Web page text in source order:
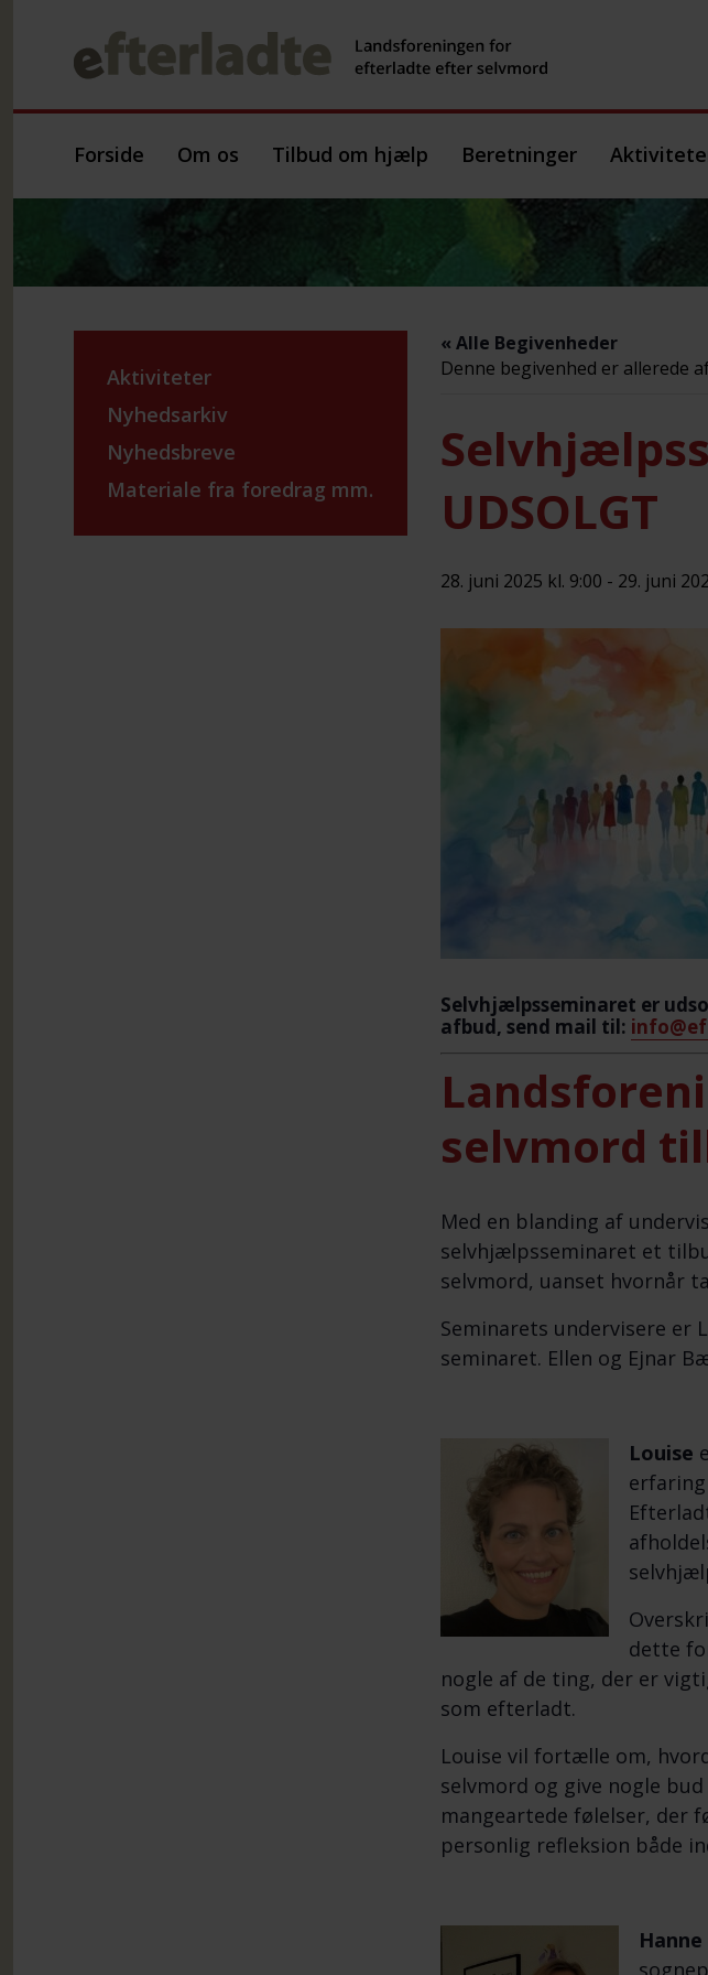
Forside Om os Tilbud om hjælp Beretninger
« Alle Begivenheder
Denne begivenhed er allerede
UDSOLGT
28. juni 2025 kl. 9:00 - 29. juni
Selvhjælpsseminaret er
afbud, send mail til:
selvmord
Med en blanding af
selvhjælpsseminaret et
selvmord, uanset hvornår
Seminarets undervisere er
seminaret. Ellen og Ejnar
Louise
dette
nogle af de ting, der er
som efterladt.
Louise vil fortælle om,
selvmord og give nogle
mangeartede følelser, der
personlig refleksion både
Hanne
Aktiviteter
Nyhedsarkiv
Nyhedsbreve
Materiale fra foredrag mm.